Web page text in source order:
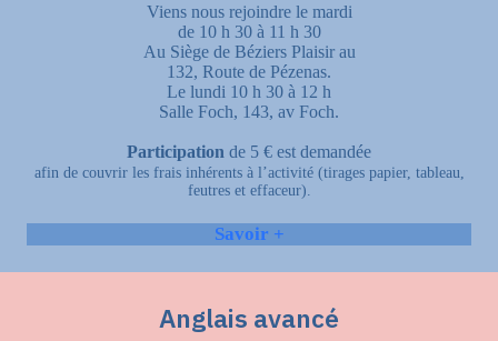
Viens nous rejoindre le mardi
de 10 h 30 à 11 h 30
Au Siège de Béziers Plaisir au
132, Route de Pézenas.
Le lundi 10 h 30 à 12 h
Salle Foch, 143, av Foch.
Participation de 5 € est demandée
afin de couvrir les frais inhérents à l’activité (tirages papier, tableau,
feutres et effaceur).
Savoir +
Anglais avancé